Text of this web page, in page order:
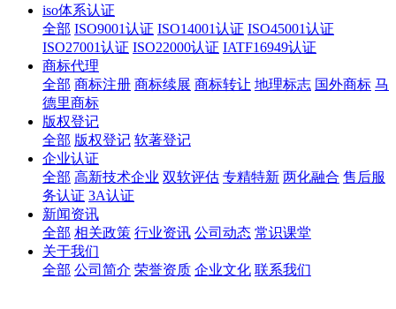
iso体系认证
全部 ISO9001认证 ISO14001认证 ISO45001认证
ISO27001认证 ISO22000认证 IATF16949认证
商标代理
全部 商标注册 商标续展 商标转让 地理标志 国外商标 马
德里商标
版权登记
全部 版权登记 软著登记
企业认证
全部 高新技术企业 双软评估 专精特新 两化融合 售后服
务认证 3A认证
新闻资讯
全部 相关政策 行业资讯 公司动态 常识课堂
关于我们
全部 公司简介 荣誉资质 企业文化 联系我们